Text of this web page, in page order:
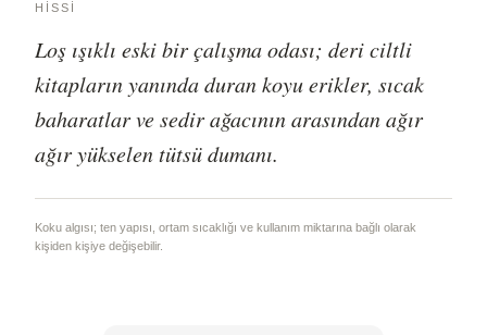
HISSI
Loş ışıklı eski bir çalışma odası; deri ciltli
kitapların yanında duran koyu erikler, sıcak
baharatlar ve sedir ağacının arasından ağır
ağır yükselen tütsü dumanı.
Koku algısı; ten yapısı, ortam sıcaklığı ve kullanım miktarına bağlı olarak
kişiden kişiye değişebilir.